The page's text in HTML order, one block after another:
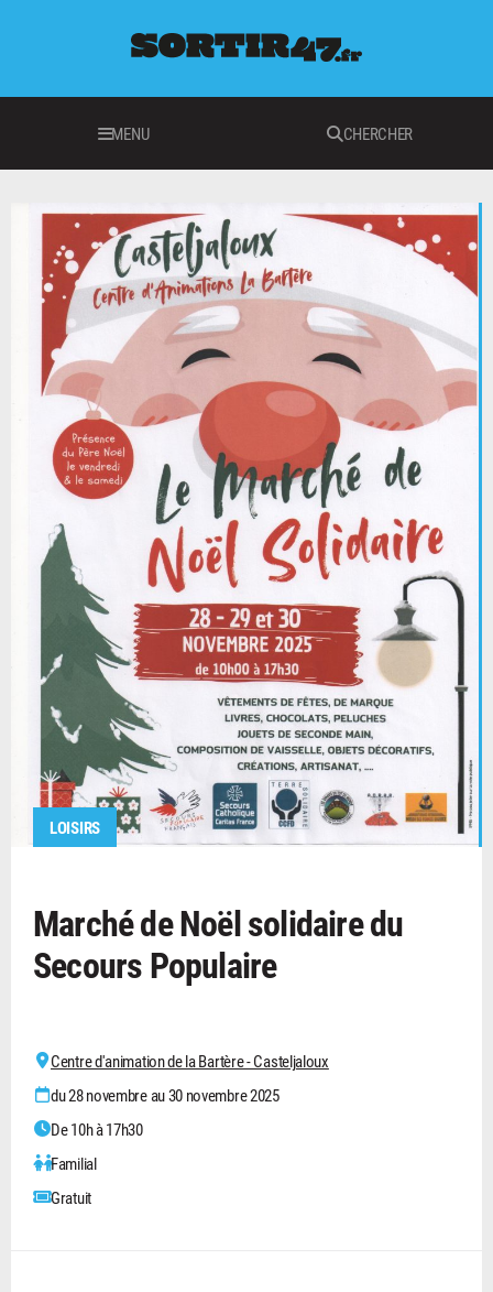
MENU CHERCHER
LOISIRS
Marché de Noël solidaire du
Secours Populaire
Centre d'animation de la Bartère - Casteljaloux
du 28 novembre au 30 novembre 2025
De 10h à 17h30
Familial
Gratuit